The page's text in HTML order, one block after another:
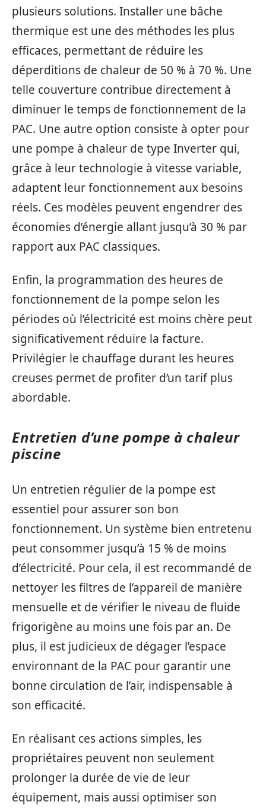
plusieurs solutions. Installer une bâche
thermique est une des méthodes les plus
efficaces, permettant de réduire les
déperditions de chaleur de 50 % à 70 %. Une
telle couverture contribue directement à
diminuer le temps de fonctionnement de la
PAC. Une autre option consiste à opter pour
une pompe à chaleur de type Inverter qui,
grâce à leur technologie à vitesse variable,
adaptent leur fonctionnement aux besoins
réels. Ces modèles peuvent engendrer des
économies d’énergie allant jusqu’à 30 % par
rapport aux PAC classiques.
Enfin, la programmation des heures de
fonctionnement de la pompe selon les
périodes où l’électricité est moins chère peut
significativement réduire la facture.
Privilégier le chauffage durant les heures
creuses permet de profiter d’un tarif plus
abordable.
Entretien d’une pompe à chaleur
piscine
Un entretien régulier de la pompe est
essentiel pour assurer son bon
fonctionnement. Un système bien entretenu
peut consommer jusqu’à 15 % de moins
d’électricité. Pour cela, il est recommandé de
nettoyer les filtres de l’appareil de manière
mensuelle et de vérifier le niveau de fluide
frigorigène au moins une fois par an. De
plus, il est judicieux de dégager l’espace
environnant de la PAC pour garantir une
bonne circulation de l’air, indispensable à
son efficacité.
En réalisant ces actions simples, les
propriétaires peuvent non seulement
prolonger la durée de vie de leur
équipement, mais aussi optimiser son